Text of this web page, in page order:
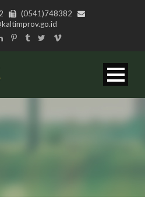
(0541)748382